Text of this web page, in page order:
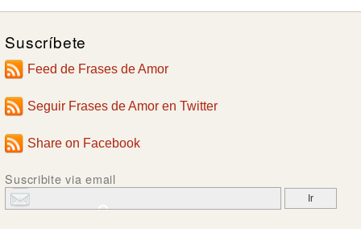
Suscríbete
Feed de Frases de Amor
Seguir Frases de Amor en Twitter
Share on Facebook
Suscribite via email